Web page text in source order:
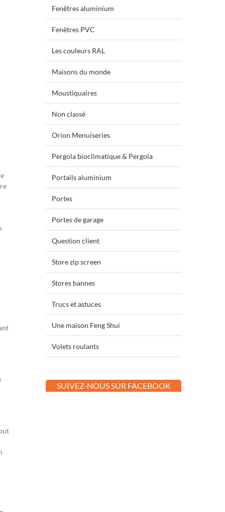
Fenêtres aluminium
Fenêtres PVC
Les couleurs RAL
Maisons du monde
Moustiquaires
Non classé
Orion Menuiseries
Pergola bioclimatique & Pergola
Portails aluminium
Portes
Portes de garage
Question client
Store zip screen
Stores bannes
Trucs et astuces
Une maison Feng Shui
Volets roulants
SUIVEZ-NOUS SUR FACEBOOK